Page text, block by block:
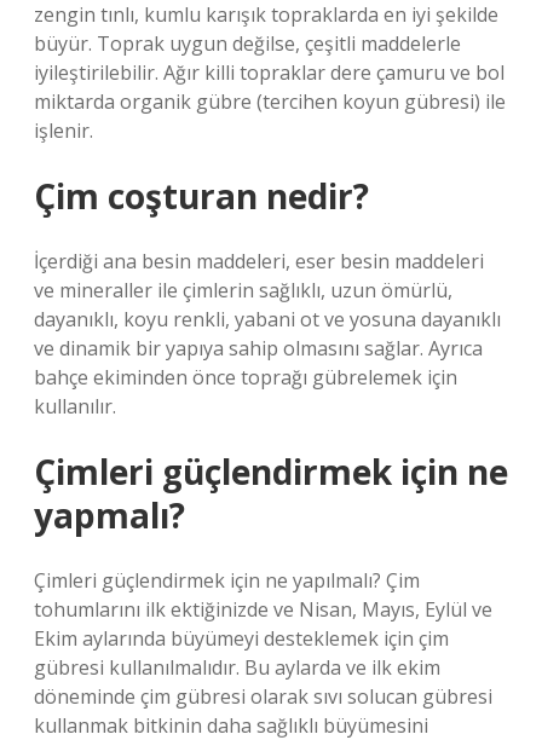
zengin tınlı, kumlu karışık topraklarda en iyi şekilde
büyür. Toprak uygun değilse, çeşitli maddelerle
iyileştirilebilir. Ağır killi topraklar dere çamuru ve bol
miktarda organik gübre (tercihen koyun gübresi) ile
işlenir.
Çim coşturan nedir?
İçerdiği ana besin maddeleri, eser besin maddeleri
ve mineraller ile çimlerin sağlıklı, uzun ömürlü,
dayanıklı, koyu renkli, yabani ot ve yosuna dayanıklı
ve dinamik bir yapıya sahip olmasını sağlar. Ayrıca
bahçe ekiminden önce toprağı gübrelemek için
kullanılır.
Çimleri güçlendirmek için ne
yapmalı?
Çimleri güçlendirmek için ne yapılmalı? Çim
tohumlarını ilk ektiğinizde ve Nisan, Mayıs, Eylül ve
Ekim aylarında büyümeyi desteklemek için çim
gübresi kullanılmalıdır. Bu aylarda ve ilk ekim
döneminde çim gübresi olarak sıvı solucan gübresi
kullanmak bitkinin daha sağlıklı büyümesini